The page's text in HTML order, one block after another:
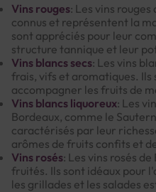
Vins rouges: Les vins rouges
connus et représentent la
sont appréciés pour leur
structure tannique et leur
Vins blancs secs: Les vins
frais, vifs et aromatiques.
accompagner les fruits de
Vins blancs liquoreux: Les
Bordeaux, comme le
caractérisés par leur
arômes de fruits confits et
Vins rosés: Les vins rosés
fruités. Ils sont idéaux pour
les grillades et les salades